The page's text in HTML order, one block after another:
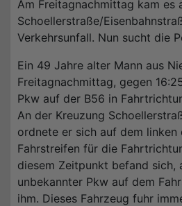
Am Freitagnachmittag kam es
Schoellerstraße/
Verkehrsunfall. Nun sucht die
Ein 49 Jahre alter Mann aus
Freitagnachmittag, gegen
Pkw auf der B56 in
An der Kreuzung
ordnete er sich auf dem linken
Fahrstreifen für die
diesem Zeitpunkt befand sich,
unbekannter Pkw auf dem
ihm. Dieses Fahrzeug fuhr